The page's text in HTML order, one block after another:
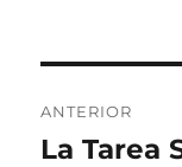
de
ANTERIOR
Entrada
La Tarea